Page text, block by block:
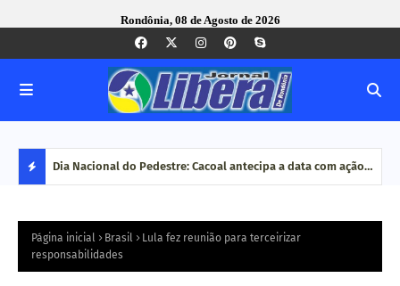
Rondônia, 08 de Agosto de 2026
S
em Dia Nacional do Pedestre: Cacoal antecipa a data com ação
Página inicial Brasil
Lula fez reunião para terceirizar
responsabilidades